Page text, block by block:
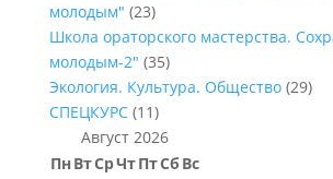
молодым" (23)
Школа ораторского мастерства.
молодым-2" (35)
Экология. Культура. Общество(29)
СПЕЦКУРС(11)
Август 2026
ПнВтСрЧтПтСб Вс